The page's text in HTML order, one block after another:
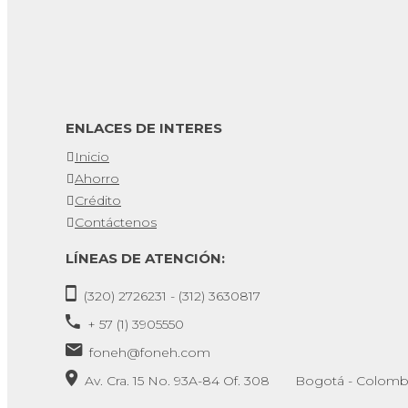
ENLACES DE INTERES
Inicio
Ahorro
Crédito
Contáctenos
LÍNEAS DE ATENCIÓN:
(320) 2726231 - (312) 3630817
+ 57 (1) 3905550
foneh@foneh.com
Av. Cra. 15 No. 93A-84 Of. 308 Bogotá -